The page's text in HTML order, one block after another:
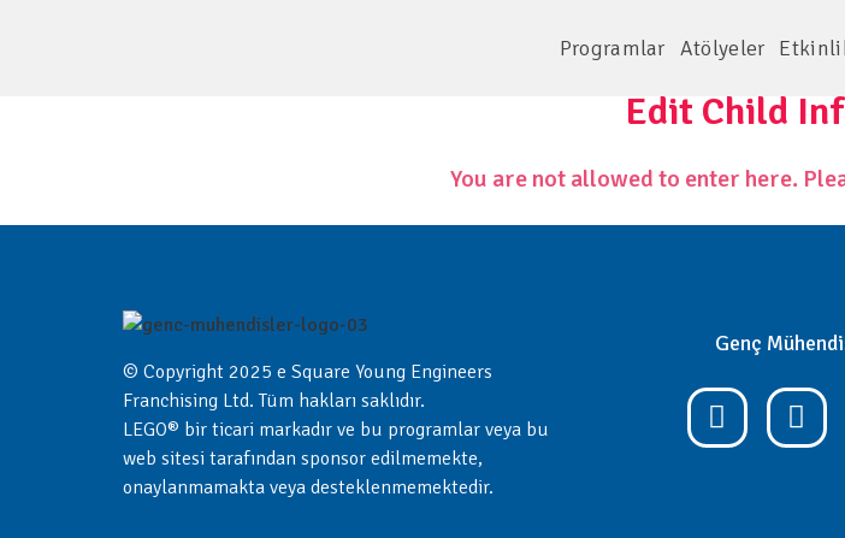
Programlar Atölyeler
Edit Child
You are not allowed to enter here.
© Copyright 2025 e Square Young Engineers
Franchising Ltd. Tüm hakları saklıdır.
LEGO® bir ticari markadır ve bu programlar veya bu
web sitesi tarafından sponsor edilmemekte,
onaylanmamakta veya desteklenmemektedir.
Genç